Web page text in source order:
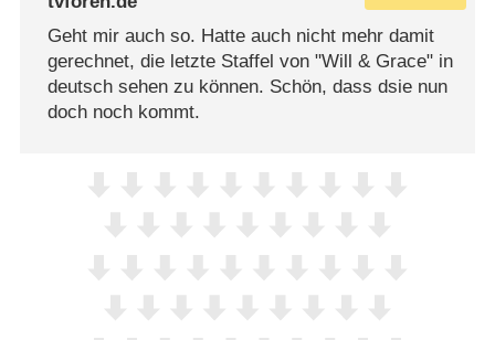
Geht mir auch so. Hatte auch nicht mehr damit
gerechnet, die letzte Staffel von "Will & Grace" in
deutsch sehen zu können. Schön, dass dsie nun
doch noch kommt.